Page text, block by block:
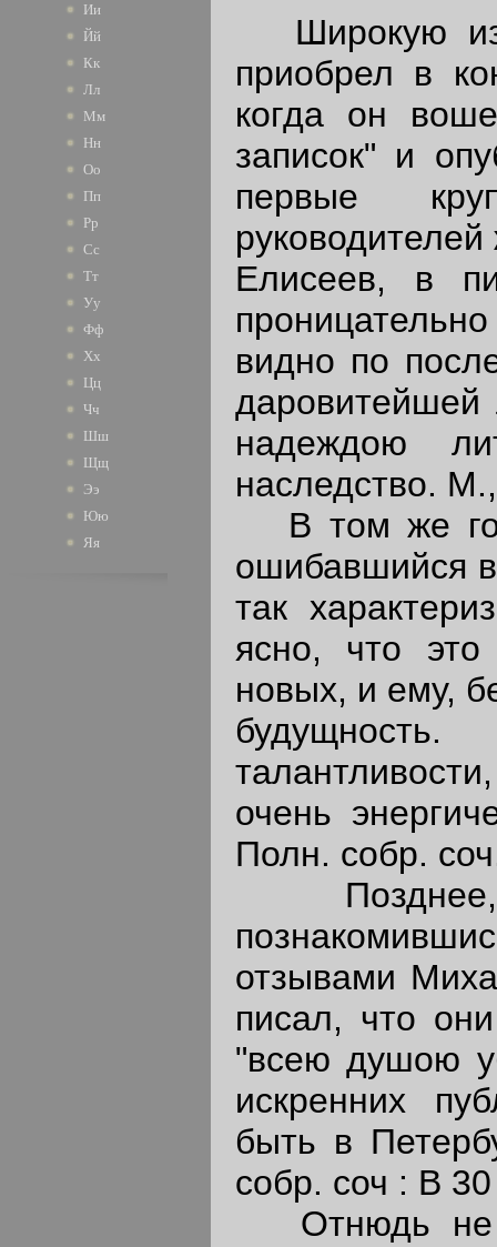
Ии
Йй
Кк
Лл
Мм
Нн
Оо
Пп
Рр
Сс
Тт
Уу
Фф
Хх
Цц
Чч
Шш
Щщ
Ээ
Юю
Яя
Широкую
приобрел в
когда он
записок" и
первые
Елисеев, в
видно по
надеждою
наследство.
В том же
ошибавшийся
так
ясно, что
новых, и ему,
очень
Полн. собр.
Позднее,
отзывами
писал, что
"всею душою
искренних
быть в
собр. соч : В
Отнюдь не